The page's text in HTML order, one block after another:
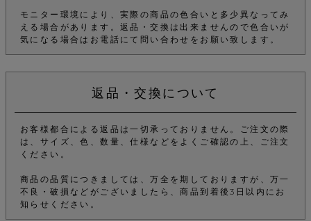
モニター環境により、実際の商品の色合いと多少異なってみ
える場合があります。返品・交換は出来ませんので色合いが
気になる場合はお電話にて問い合わせをお願い致します。
返品・交換について
お客様都合による返品は一切承っておりません。ご注文の際
は、サイズ、色、数量、仕様などをよくご確認の上、ご注文
ください。
商品の品質につきましては、万全を期しておりますが、万一
不良・破損などがございましたら、商品到着後3日以内にお
知らせください。